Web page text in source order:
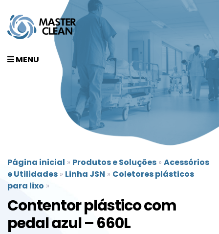
MENU
Página inicial » Produtos e Soluções » Acessórios
e Utilidades » Linha JSN » Coletores plásticos
para lixo »
Contentor plástico com
pedal azul – 660L